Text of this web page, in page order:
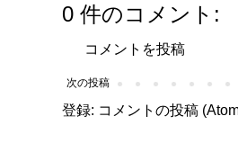
0 件のコメント:
コメントを投稿
次の投稿
登録: コメントの投稿